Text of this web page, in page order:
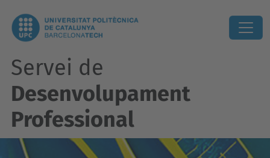
Servei de
Desenvolupament
Professional